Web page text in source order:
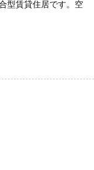
型賃貸住居です。空